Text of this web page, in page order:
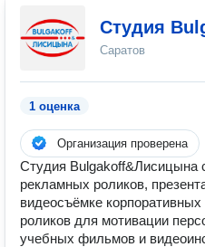
Студия
Саратов
1 оценка
Организация проверена
Cтудия Bulgakoff&Лисицына
рекламных роликов,
видеосъёмке
роликов для мотивации
учебных фильмов и